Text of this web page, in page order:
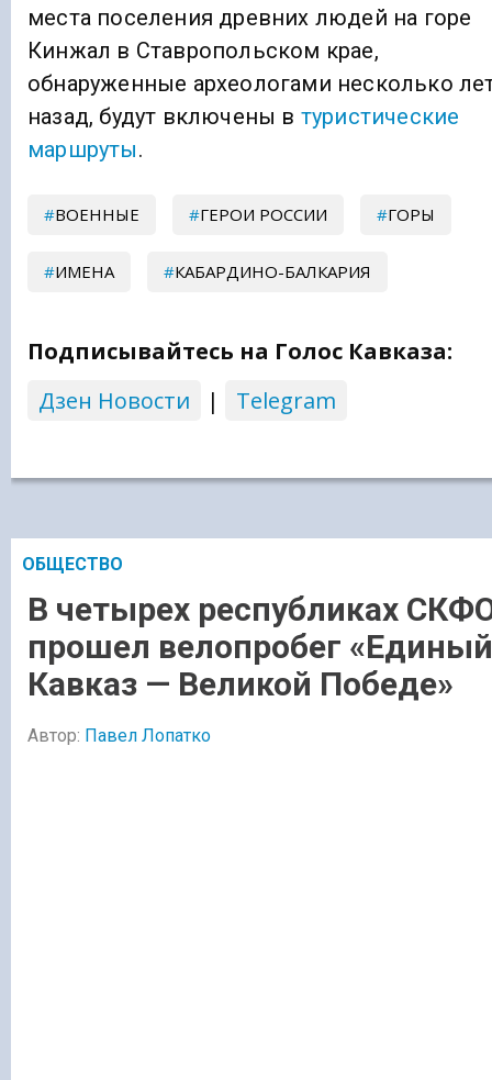
места поселения древних людей на горе
Кинжал в Ставропольском крае,
обнаруженные археологами несколько
назад, будут включены в туристические
маршруты.
ВОЕННЫЕ ГЕРОИ РОССИИ ГОРЫ
ИМЕНА КАБАРДИНО-БАЛКАРИЯ
Подписывайтесь на Голос Кавказа:
Дзен Новости
| Telegram
ОБЩЕСТВО
В четырех республиках
прошел велопробег «Единый
Кавказ — Великой Победе»
Автор: Павел Лопатко